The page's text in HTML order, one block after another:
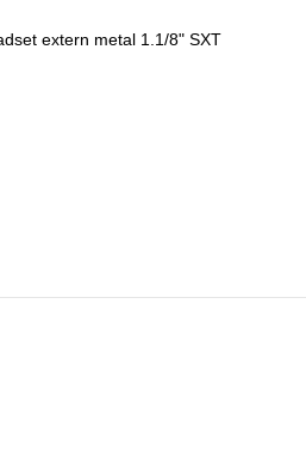
extern metal 1.1/8" SXT